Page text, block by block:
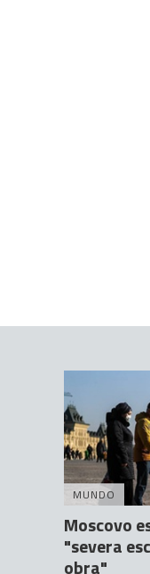
MUNDO
Moscovo
"severa
obra"